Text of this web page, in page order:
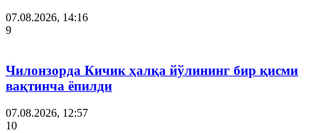
07.08.2026, 14:16
9
Чилонзорда Кичик ҳалқа йўлининг бир қисми
вақтинча ёпилди
07.08.2026, 12:57
10